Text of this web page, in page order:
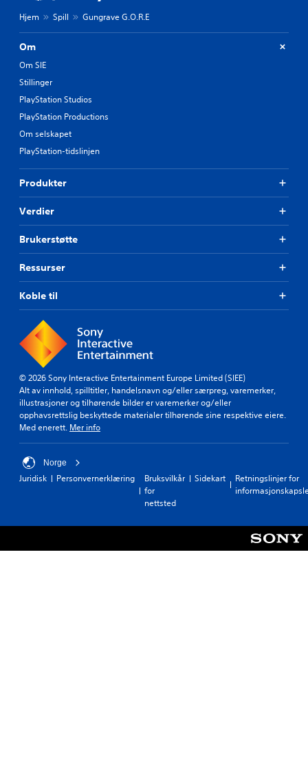
Hjem Spill Gungrave G.O.R.E
Om
Om SIE
Stillinger
PlayStation Studios
PlayStation Productions
Om selskapet
PlayStation-tidslinjen
Produkter
Verdier
Brukerstøtte
Ressurser
Koble til
© 2026 Sony Interactive Entertainment Europe Limited (SIEE)
Alt av innhold, spilltitler, handelsnavn og/eller særpreg, varemerker,
illustrasjoner og tilhørende bilder er varemerker og/eller
opphavsrettslig beskyttede materialer tilhørende sine respektive eiere.
Med enerett. Mer info
Norge
Juridisk Personvernerklæring
Bruksvilkår
for
nettsted
Sidekart
Retningslinjer for